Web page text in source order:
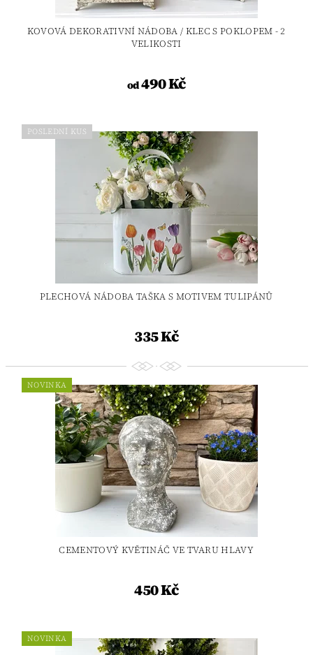
KOVOVÁ DEKORATIVNÍ NÁDOBA / KLEC S POKLOPEM - 2
VELIKOSTI
od490 Kč
POSLEDNÍ KUS
PLECHOVÁ NÁDOBA TAŠKA S MOTIVEM TULIPÁNŮ
335 Kč
NOVINKA
CEMENTOVÝ KVĚTINÁČ VE TVARU HLAVY
450 Kč
NOVINKA